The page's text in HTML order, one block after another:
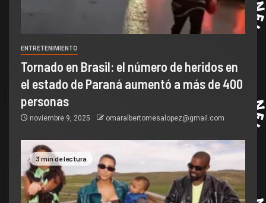
ENTRETENIMIENTO
Tornado en Brasil: el número de heridos en
el estado de Paraná aumentó a más de 400
personas
noviembre 9, 2025 omaralbertomesalopez@gmail.com
3 min de lectura